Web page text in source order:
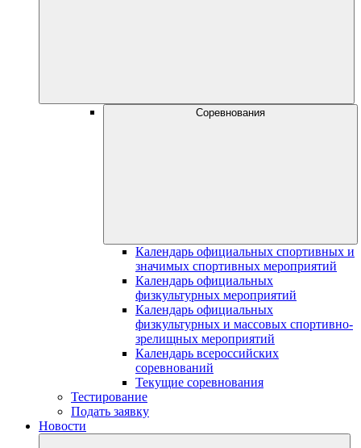
Соревнования
Календарь официальных спортивных и
значимых спортивных мероприятий
Календарь официальных
физкультурных мероприятий
Календарь официальных
физкультурных и массовых спортивно-
зрелищных мероприятий
Календарь всероссийских
соревнований
Текущие соревнования
Тестирование
Подать заявку
Новости